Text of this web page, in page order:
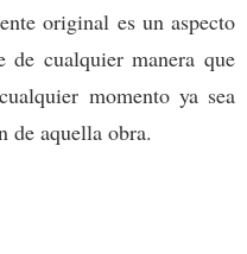
original es un aspecto
de cualquier manera que
momento ya sea
de aquella obra.